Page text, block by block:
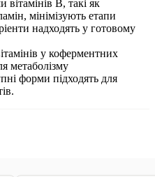
вітамінів B, такі як
мінімізують етапи
надходять у готовому
у коферментних
метаболізму
форми підходять для